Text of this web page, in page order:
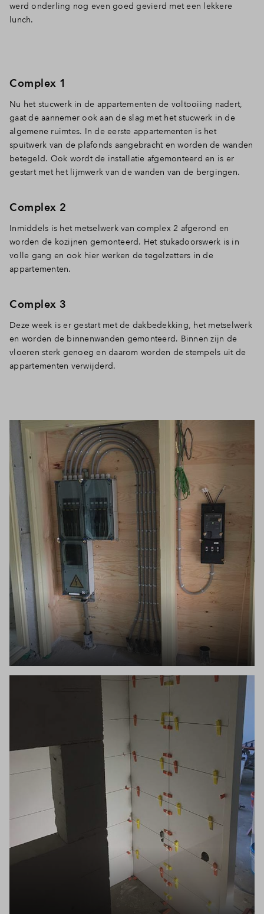
werd onderling nog even goed gevierd met een lekkere
lunch.
Complex 1
Nu het stucwerk in de appartementen de voltooiing nadert,
gaat de aannemer ook aan de slag met het stucwerk in de
algemene ruimtes. In de eerste appartementen is het
spuitwerk van de plafonds aangebracht en worden de wanden
betegeld. Ook wordt de installatie afgemonteerd en is er
gestart met het lijmwerk van de wanden van de bergingen.
Complex 2
Inmiddels is het metselwerk van complex 2 afgerond en
worden de kozijnen gemonteerd. Het stukadoorswerk is in
volle gang en ook hier werken de tegelzetters in de
appartementen.
Complex 3
Deze week is er gestart met de dakbedekking, het metselwerk
en worden de binnenwanden gemonteerd. Binnen zijn de
vloeren sterk genoeg en daarom worden de stempels uit de
appartementen verwijderd.